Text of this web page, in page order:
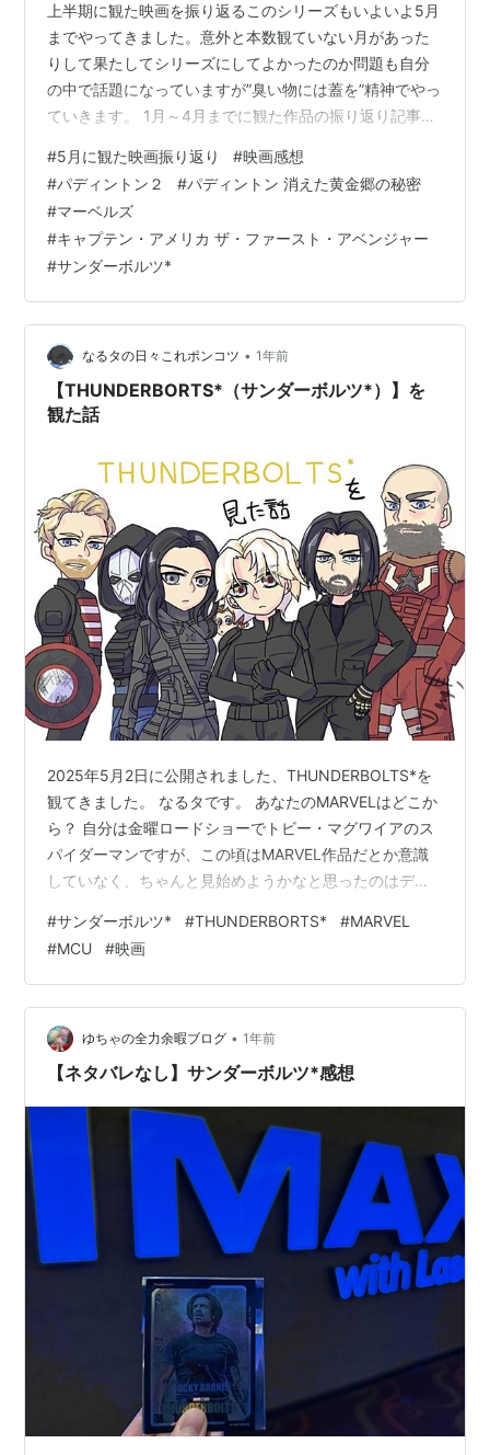
上半期に観た映画を振り返るこのシリーズもいよいよ5月
までやってきました。意外と本数観ていない月があった
りして果たしてシリーズにしてよかったのか問題も自分
の中で話題になっていますが”臭い物には蓋を”精神でやっ
ていきます。 1月～4月までに観た作品の振り返り記事は
frog-cinema.net frog-cinema.net frog-cinema.net さっ
そく、5月に観た映画を振り返ってみましょう。 2025年
5月に観た映画たち サンダーボルツ* パディントン２ パ
ディントン 消えた黄金郷の秘密 マーベルズ キャプテ
ン・ア…
#5月に観た映画振り返り #映画感想
#パディントン２ #パディントン 消えた黄金郷の秘密
#マーベルズ
#キャプテン・アメリカ ザ・ファースト・アベンジャー
#サンダーボルツ*
なるタの日々これポンコツ • 1年前
【THUNDERBORTS*（サンダーボルツ*）】を
観た話
2025年5月2日に公開されました、THUNDERBOLTS*を
観てきました。 なるタです。 あなたのMARVELはどこか
ら？ 自分は金曜ロードショーでトビー・マグワイアのス
パイダーマンですが、この頃はMARVEL作品だとか意識
していなく、ちゃんと見始めようかなと思ったのはデッ
の記事は、MCU（マーベルシネマティックユニバース）
作品を予習なしに観てきた人の感想なので、そんな人で
も十分に楽しめたよ！っていう感じでお伝えしていこう
と思います。 あらすじ 姉を失い、虚しさや空虚感を感じ
ていた暗殺者であるエレーナ・ベロワ。任務を完遂後、
また別の任務で…
#サンダーボルツ* #THUNDERBORTS* #MARVEL
#MCU #映画
ゆちゃの全力余暇ブログ • 1年前
【ネタバレなし】サンダーボルツ*感想